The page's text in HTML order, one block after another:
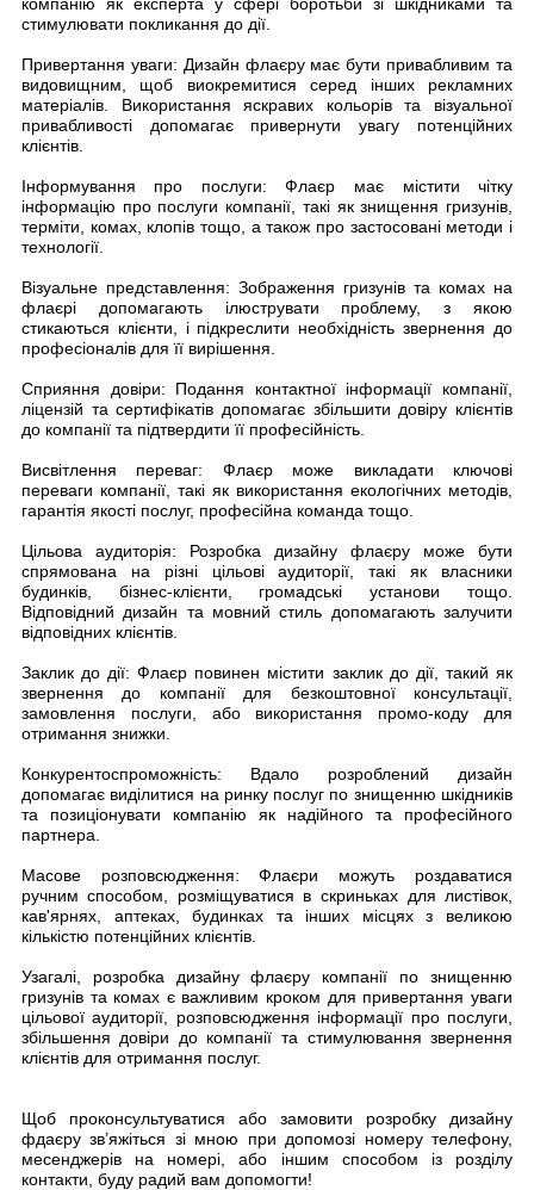
стимулювати покликання до дії.
Привертання уваги: Дизайн флаєру має бути привабливим та
видовищним, щоб виокремитися серед інших рекламних
матеріалів. Використання яскравих кольорів та візуальної
привабливості допомагає привернути увагу потенційних
клієнтів.
Інформування про послуги: Флаєр має містити чітку
інформацію про послуги компанії, такі як знищення гризунів,
терміти, комах, клопів тощо, а також про застосовані методи і
технології.
Візуальне представлення: Зображення гризунів та комах на
флаєрі допомагають ілюструвати проблему, з якою
стикаються клієнти, і підкреслити необхідність звернення до
професіоналів для її вирішення.
Сприяння довіри: Подання контактної інформації компанії,
ліцензій та сертифікатів допомагає збільшити довіру клієнтів
до компанії та підтвердити її професійність.
Висвітлення переваг: Флаєр може викладати ключові
переваги компанії, такі як використання екологічних методів,
гарантія якості послуг, професійна команда тощо.
Цільова аудиторія: Розробка дизайну флаєру може бути
спрямована на різні цільові аудиторії, такі як власники
будинків, бізнес-клієнти, громадські установи тощо.
Відповідний дизайн та мовний стиль допомагають залучити
відповідних клієнтів.
Заклик до дії: Флаєр повинен містити заклик до дії, такий як
звернення до компанії для безкоштовної консультації,
замовлення послуги, або використання промо-коду для
отримання знижки.
Конкурентоспроможність: Вдало розроблений дизайн
допомагає виділитися на ринку послуг по знищенню шкідників
та позиціонувати компанію як надійного та професійного
партнера.
Масове розповсюдження: Флаєри можуть роздаватися
ручним способом, розміщуватися в скриньках для листівок,
кав'ярнях, аптеках, будинках та інших місцях з великою
кількістю потенційних клієнтів.
Узагалі, розробка дизайнуфлаєру компанії по знищенню
гризунів та комах є важливим кроком для привертання уваги
цільової аудиторії, розповсюдження інформації про послуги,
збільшення довіри до компанії та стимулювання звернення
клієнтів для отримання послуг.
Щоб проконсультуватися або замовити розробку дизайну
фдаєрузв’яжіться зі мною при допомозі номеру телефону,
месенджерів на номері, або іншим способом із розділу
контакти , буду радий вам допомогти!